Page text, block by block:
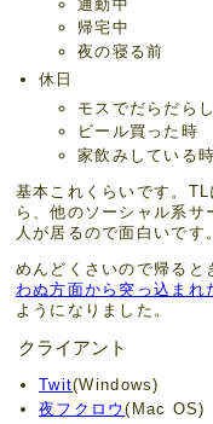
通勤中
帰宅中
夜の寝る前
休日
モスでだらだら
ビール買った時
家飲みしている時
基本これくらいです。
ら、他のソーシャル系
人が居るので面白いです。
めんどくさいので帰ると
わぬ方面から突っ込まれ
ようになりました。
クライアント
Twit(Windows)
夜フクロウ(Mac OS)